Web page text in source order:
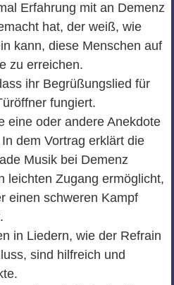
Erfahrung mit an Demenz
hat, der weiß, wie
kann, diese Menschen auf
zu erreichen.
ihr Begrüßungslied für
fungiert.
eine oder andere Anekdote
dem Vortrag erklärt die
Musik bei Demenz
leichten Zugang ermöglicht,
einen schweren Kampf
in Liedern, wie der Refrain
sind hilfreich und